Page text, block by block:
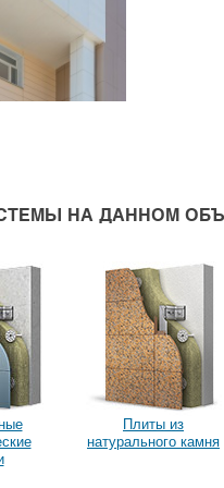
НА ДАННОМ
Плиты из
натурального камня